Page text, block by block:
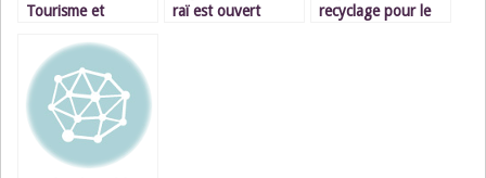
Tourisme et
durable
raï est ouvert
recyclage pour le